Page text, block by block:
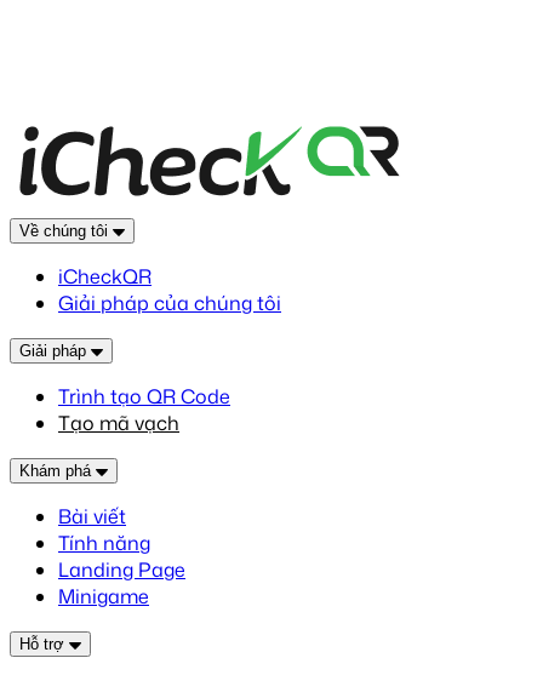
Về chúng tôi
iCheckQR
Giải pháp của chúng tôi
Giải pháp
Trình tạo QR Code
Tạo mã vạch
Khám phá
Bài viết
Tính năng
Landing Page
Minigame
Hỗ trợ